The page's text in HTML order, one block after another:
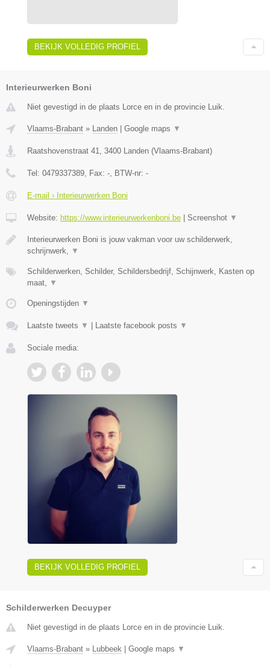
BEKIJK VOLLEDIG PROFIEL
Interieurwerken Boni
Niet gevestigd in de plaats Lorce en in de provincie Luik.
Vlaams-Brabant » Landen Google maps ▼
Raatshovenstraat 41, 3400 Landen (Vlaams-Brabant)
Tel: 0479337389, Fax: -, BTW-nr: -
E-mail › Interieurwerken Boni
Website: https://www.interieurwerkenboni.be Screenshot ▼
Interieurwerken Boni is jouw vakman voor uw schilderwerk,
schrijnwerk, ▼
Schilderwerken, Schilder, Schildersbedrijf, Schijnwerk, Kasten op
maat, ▼
Openingstijden ▼
Laatste tweets ▼ Laatste facebook posts ▼
Sociale media:
BEKIJK VOLLEDIG PROFIEL
Schilderwerken Decuyper
Niet gevestigd in de plaats Lorce en in de provincie Luik.
Vlaams-Brabant » Lubbeek Google maps ▼